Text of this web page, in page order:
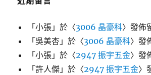
「小張 」於〈3006 晶豪科〉發佈
「吳美杏 」於〈3006 晶豪科〉發
「小張 」於〈2947 振宇五金〉發
「許人傑 」於〈2947 振宇五金〉